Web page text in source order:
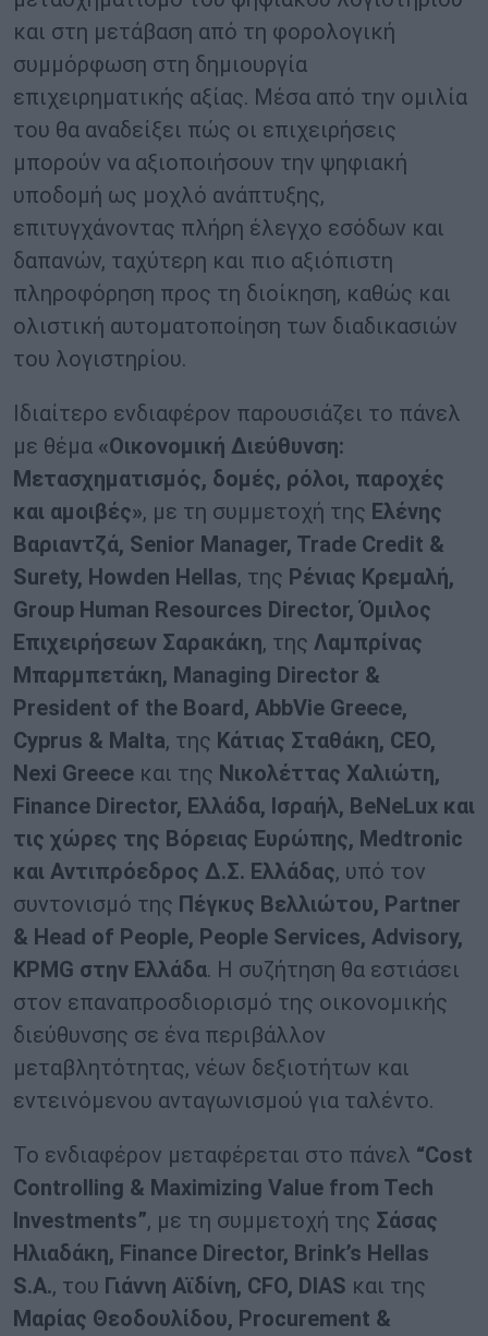
και στη μετάβαση από τη φορολογική
συμμόρφωση στη δημιουργία
επιχειρηματικής αξίας. Μέσα από την ομιλία
του θα αναδείξει πώς οι επιχειρήσεις
μπορούν να αξιοποιήσουν την ψηφιακή
υποδομή ως μοχλό ανάπτυξης,
επιτυγχάνοντας πλήρη έλεγχο εσόδων και
δαπανών, ταχύτερη και πιο αξιόπιστη
πληροφόρηση προς τη διοίκηση, καθώς και
ολιστική αυτοματοποίηση των διαδικασιών
του λογιστηρίου.
Ιδιαίτερο ενδιαφέρον παρουσιάζει το πάνελ
με θέμα «Οικονομική Διεύθυνση:
Μετασχηματισμός, δομές, ρόλοι, παροχές
και αμοιβές», με τη συμμετοχή της Ελένης
Βαριαντζά, Senior Manager, Trade Credit &
Surety, Howden Hellas, της Ρένιας Κρεμαλή,
Group Human Resources Director, Όμιλος
Επιχειρήσεων Σαρακάκη, της Λαμπρίνας
Μπαρμπετάκη, Managing Director &
President of the Board, AbbVie Greece,
Cyprus & Malta, της Κάτιας Σταθάκη, CEO,
Nexi Greece και της Νικολέττας Χαλιώτη,
Finance Director, Ελλάδα, Ισραήλ, BeNeLux και
τις χώρες της Βόρειας Ευρώπης, Medtronic
και Αντιπρόεδρος Δ.Σ. Ελλάδας, υπό τον
συντονισμό της Πέγκυς Βελλιώτου, Partner
& Head of People, People Services, Advisory,
KPMG στην Ελλάδα. Η συζήτηση θα εστιάσει
στον επαναπροσδιορισμό της οικονομικής
διεύθυνσης σε ένα περιβάλλον
μεταβλητότητας, νέων δεξιοτήτων και
εντεινόμενου ανταγωνισμού για ταλέντο.
Το ενδιαφέρον μεταφέρεται στο πάνελ “Cost
Controlling & Maximizing Value from Tech
Investments”, με τη συμμετοχή της Σάσας
Ηλιαδάκη, Finance Director, Brink’s Hellas
S.A., του Γιάννη Αϊδίνη, CFO, DIAS και της
Μαρίας Θεοδουλίδου, Procurement &